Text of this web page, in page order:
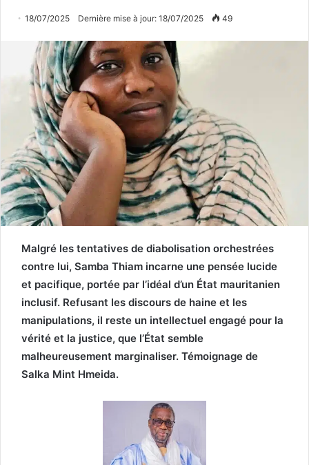
18/07/2025 Dernière mise à jour: 18/07/2025 49
Malgré les tentatives de diabolisation orchestrées
contre lui, Samba Thiam incarne une pensée lucide
et pacifique, portée par l’idéal d’un État mauritanien
inclusif. Refusant les discours de haine et les
manipulations, il reste un intellectuel engagé pour la
vérité et la justice, que l’État semble
malheureusement marginaliser. Témoignage de
Salka Mint Hmeida.